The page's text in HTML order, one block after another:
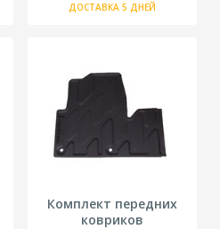
ДОСТАВКА 5 ДНЕЙ
Комплект передних
ковриков